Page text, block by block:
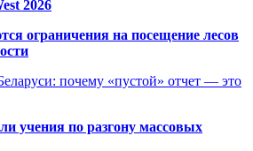
2026
ограничения на посещение лесов
почему «пустой» отчет — это
учения по разгону массовых